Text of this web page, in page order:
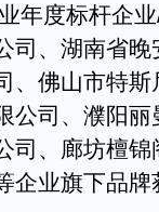
年度标杆企
司、湖南省
、佛山市特
公司、濮阳
司、廊坊檀
企业旗下品牌